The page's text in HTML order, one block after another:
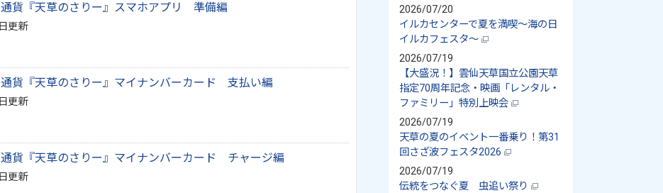
貨『天草のさりー』スマホアプリ 準備編
更新
貨『天草のさりー』マイナンバーカード 支払い編
更新
貨『天草のさりー』マイナンバーカード チャージ編
更新
2026/07/20
イルカセンターで夏を満喫～海の日
イルカフェスタ～
2026/07/19
【大盛況！】雲仙天草国立公園天草
指定70周年記念・映画「レンタル・
ファミリー」特別上映会
2026/07/19
天草の夏のイベント一番乗り！第31
回さざ波フェスタ2026
2026/07/19
伝統をつなぐ夏 虫追い祭り